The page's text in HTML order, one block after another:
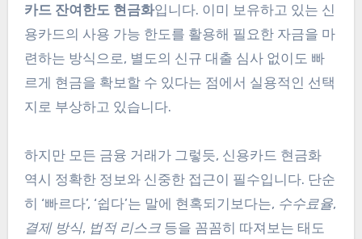
카드 잔여한도 현금화입니다. 이미 보유하고 있는 신
용카드의 사용 가능 한도를 활용해 필요한 자금을 마
련하는 방식으로, 별도의 신규 대출 심사 없이도 빠
르게 현금을 확보할 수 있다는 점에서 실용적인 선택
지로 부상하고 있습니다.
하지만 모든 금융 거래가 그렇듯, 신용카드 현금화
역시 정확한 정보와 신중한 접근이 필수입니다. 단순
히 ‘빠르다’, ‘쉽다’는 말에 현혹되기보다는, 수수료율,
결제 방식, 법적 리스크등을 꼼꼼히 따져보는 태도